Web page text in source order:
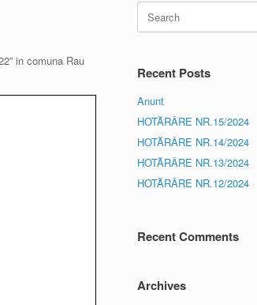
in comuna Rau
Search
for:
Recent Posts
Anunt
HOTĂRÂRE NR.15/2024
HOTĂRÂRE NR.14/2024
HOTĂRÂRE NR.13/2024
HOTĂRÂRE NR.12/2024
Recent Comments
Archives